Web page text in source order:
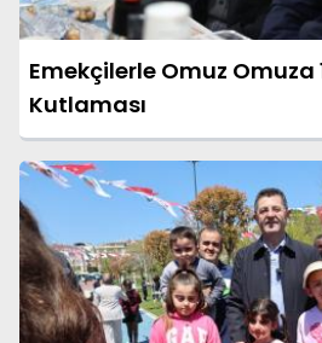
Emekçilerle Omuz Omuza
Kutlaması